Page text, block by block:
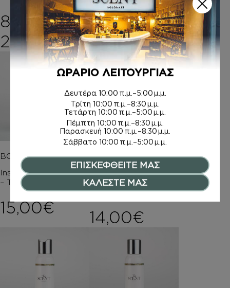
8,00€ –
20,00€Price range: 8,00€
– THE SCENT
11,00€
BODY BUTTER
Inspired by ΒΑΜΒΑΚΙ
– THE SCENT
15,00€
ΚΡΕΜΑ ΣΩΜΑΤΟΣ Μ
Ε argan oil
Inspired by ΒΑΜΒΑΚΙ
– THE SCENT
14,00€
ΩΡΑΡΙΟ ΛΕΙΤΟΥΡΓΙΑΣ
Δευτέρα 10:00 π.μ.–5:00 μ.μ.
Τρίτη 10:00 π.μ.–8:30 μ.μ.
Τετάρτη 10:00 π.μ.–5:00 μ.μ.
Πέμπτη 10:00 π.μ.–8:30 μ.μ.
Παρασκευή 10:00 π.μ.–8:30 μ.μ.
Σάββατο 10:00 π.μ.–5:00 μ.μ.
ΕΠΙΣΚΕΦΘΕΙΤΕ ΜΑΣ
ΚΑΛΕΣΤΕ ΜΑΣ